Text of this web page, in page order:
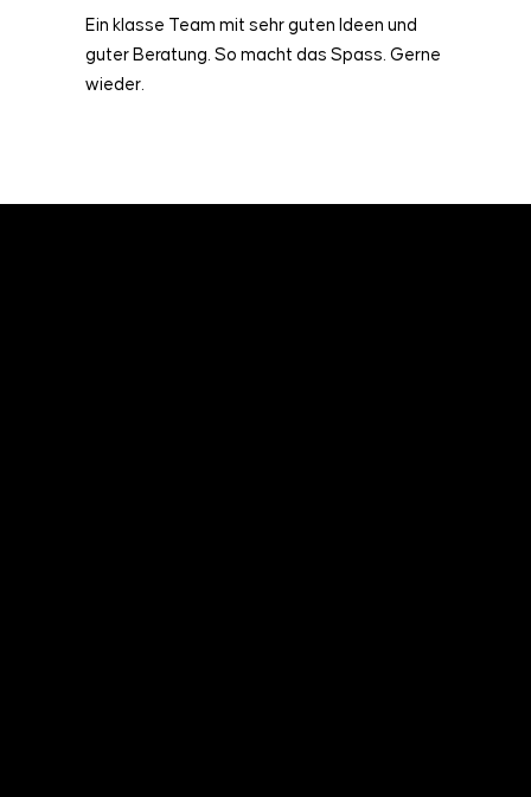
Ein klasse Team mit sehr guten Ideen und
guter Beratung. So macht das Spass. Gerne
wieder.